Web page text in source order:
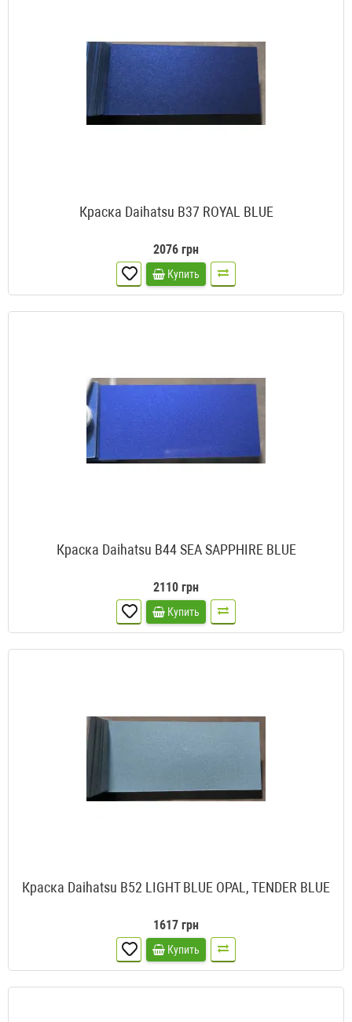
Краска Daihatsu B37 ROYAL BLUE
2076 грн
Купить
Краска Daihatsu B44 SEA SAPPHIRE BLUE
2110 грн
Купить
Краска Daihatsu B52 LIGHT BLUE OPAL, TENDER BLUE
1617 грн
Купить